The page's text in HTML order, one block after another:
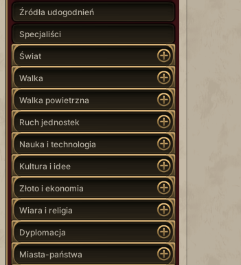
Źródła udogodnień
Specjaliści
Świat
Walka
Walka powietrzna
Ruch jednostek
Nauka i technologia
Kultura i idee
Złoto i ekonomia
Wiara i religia
Dyplomacja
Miasta-państwa